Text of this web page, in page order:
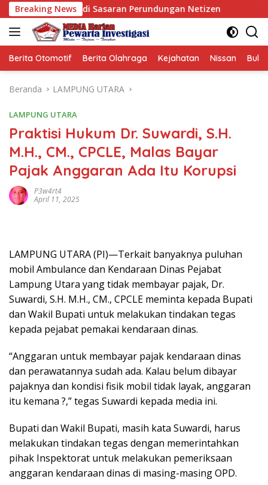
Langsung
ke
konten
Breaking News
Jadi Sasaran Perundungan Netizen Wagub Jihan
Berita Otomotif Berita Olahraga Kejahatan Nissan
Beranda LAMPUNG UTARA
LAMPUNG UTARA
Praktisi Hukum Dr. Suwardi, S.H.
M.H., CM., CPCLE, Malas Bayar
Pajak Anggaran Ada Itu Korupsi
P3w4rt4
April 11, 2025
LAMPUNG UTARA (PI)—Terkait banyaknya puluhan
mobil Ambulance dan Kendaraan Dinas Pejabat
Lampung Utara yang tidak membayar pajak, Dr.
Suwardi, S.H. M.H., CM., CPCLE meminta kepada Bupati
dan Wakil Bupati untuk melakukan tindakan tegas
kepada pejabat pemakai kendaraan dinas.
“Anggaran untuk membayar pajak kendaraan dinas
dan perawatannya sudah ada. Kalau belum dibayar
pajaknya dan kondisi fisik mobil tidak layak, anggaran
itu kemana ?,” tegas Suwardi kepada media ini.
Bupati dan Wakil Bupati, masih kata Suwardi, harus
melakukan tindakan tegas dengan memerintahkan
pihak Inspektorat untuk melakukan pemeriksaan
anggaran kendaraan dinas di masing-masing OPD.